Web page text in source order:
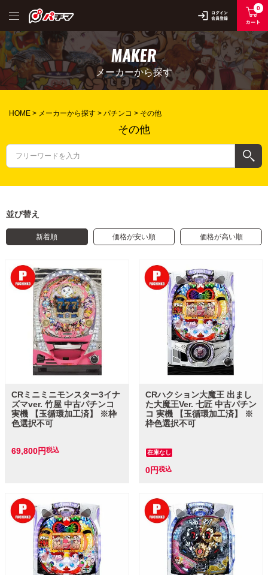
0
MAKER
メーカーから探す
HOME メーカーから探す パチンコ その他
その他
並び替え
新着順 価格が安い順 価格が高い順
CRミニミニモンスター3イナ
ズマver. 竹屋 中古パチンコ
実機 【玉循環加工済】 ※枠
色選択不可
69,800 税込
CRハクション大魔王 出まし
た大魔王Ver. 七匠 中古パチン
コ 実機 【玉循環加工済】 ※
枠色選択不可
在庫なし
0 税込